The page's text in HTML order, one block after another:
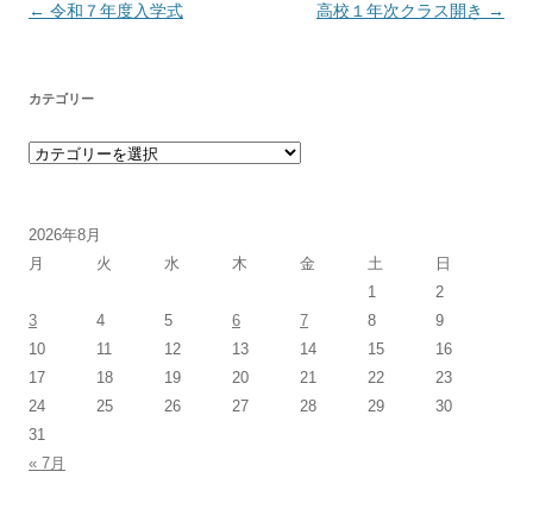
投稿ナビゲーション
← 令和７年度入学式 高校１年次クラス開き →
カテゴリー
カテゴリー
2026年8月
月
火 水 木 金 土 日
« 7月
1
2
3
4 5 6 7 8
9
10
11 12 13 14 15
16
17
18 19 20 21 22
23
24
25 26 27 28 29
30
31